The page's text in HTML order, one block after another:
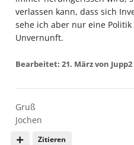
verlassen kann, dass sich
sehe ich aber nur eine
Unvernunft.
Bearbeitet: 21. Märzvon Jupp2
Zitieren
Gruß
Jochen